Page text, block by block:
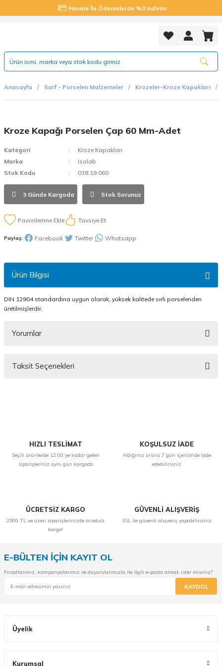
Havale İle Ödemelerde %3 indirim
Anasayfa Sarf - Porselen Malzemeler Krozeler-Kroze Kapakları
Kroze Kapağı Porselen Çap 60 Mm-Adet
Kategori
Kroze Kapakları
Marka
Isolab
Stok Kodu
038.19.060
3 Günde Kargoda Stok Sorunuz
Tavsiye Et
Paylaş: Facebook Twitter Whatsapp
Ürün Bilgisi
DIN 12904 standardına uygun olarak, yüksek kalitede sırlı porselenden
üretilmişlerdir.
Yorumlar
Taksit Seçenekleri
HIZLI TESLİMAT
Seçili ürünlerde 12:00 ye kadar gelen
siparişleriniz aynı gün kargoda
KOŞULSUZ İADE
Aldığınız ürünü 7 gün içerisinde iade
edebilirsiniz
ÜCRETSİZ KARGO
2500 TL ve üzeri siparişlerinizde ücretsiz
kargo!
GÜVENLİ ALIŞVERİŞ
SSL ile güvenli alışveriş yapabilirsiniz
E-BÜLTEN İÇİN KAYIT OL
Fırsatlarımız, kampanyalarımız ve duyurularımızla ile ilgili e-posta almak ister misiniz?
KAYDOL
Üyelik
Kurumsal